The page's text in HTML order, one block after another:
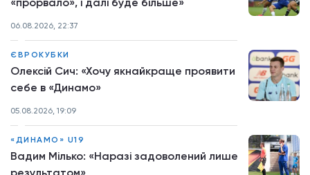
06.08.2026, 22:37
ЄВРОКУБКИ
Олексій Сич: «Хочу якнайкраще проявити
себе в «Динамо»
05.08.2026, 19:09
«ДИНАМО» U19
Вадим Мілько: «Наразі задоволений лише
результатом»